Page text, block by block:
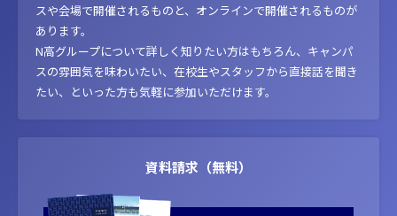
スや会場で開催されるものと、オンラインで開催されるものが
あります。
N高グループについて詳しく知りたい方はもちろん、キャンパ
スの雰囲気を味わいたい、在校生やスタッフから直接話を聞き
たい、といった方も気軽に参加いただけます。
資料請求（無料）